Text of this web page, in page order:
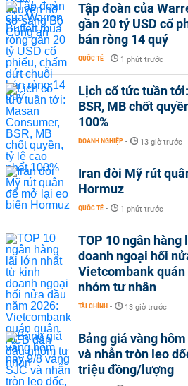
Tập đoàn của
gần 20 tỷ USD cổ
bán ròng 14 quý
QUỐC TẾ - 1 phút trước
Lịch cổ tức tuần
BSR, MB chốt
100%
DOANH NGHIỆP - 13 giờ trước
Iran đòi Mỹ rút
Hormuz
QUỐC TẾ - 1 phút trước
TOP 10 ngân
doanh ngoại hối
Vietcombank quán
nhóm tư nhân
TÀI CHÍNH - 13 giờ trước
Bảng giá vàng
và nhẫn tròn leo
triệu đồng/lượng